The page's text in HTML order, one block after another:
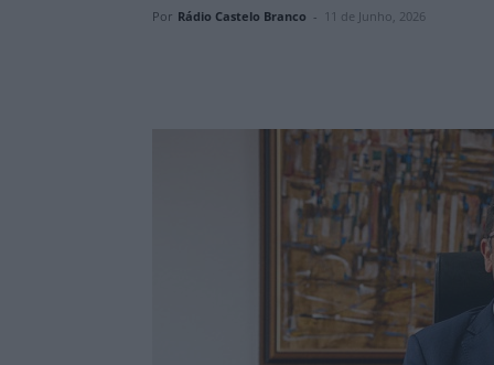
Por Rádio Castelo Branco - 11 de Junho, 2026